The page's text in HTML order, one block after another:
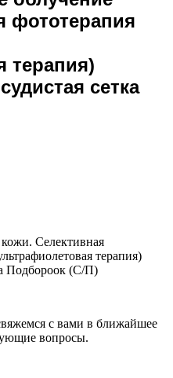
фототерапия
терапия)
сетка
Селективная
терапия)
Подбороок (С/П)
с вами в ближайшее
вопросы.